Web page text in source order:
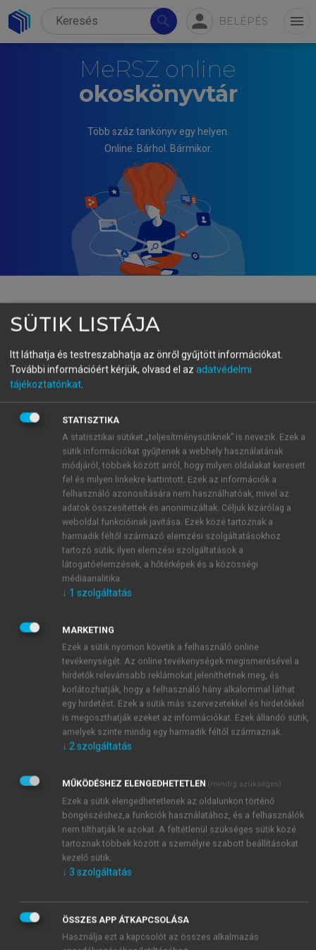
search person BELÉPÉS menu
MeRSZ online
okoskönyvtár
Több száz tankönyv egy helyen.
Online. Bárhol. Bármikor.
TAKÁCSNÉ SZABÓ MELINDA
Gyerekjáték!
Logikai-matematikai tehetséggondozás játékba ágyazva
óvodásoknak
menu_book OLVASÁS
13.7.5. Építs várat!
Egy várlátogatás élményéhez jól kapcsolható. Például
az egri vár megtekintése után egy olyan fotót
mutatunk a gyermekeknek, mely a régi, eredeti
állapotát leginkább tükrözi, így láthatják a
különbséget, mennyit változott, mit újítottak fel.
Amennyiben rendelkezésre állnak nagy méretű
építőelemek, még látványosabb építmény készíthető.
A játék célja a belső kép kivetítése térbeli alakzat
formájában, tervezés, szervezés, kivitelezés. Kiváló
lehetőség a mértani testek tulajdonságainak
felfedezése. Az építkezés befejezése után
lerajzolhatják a várat (térből síkban való ábrázolás).
SÜTIK LISTÁJA
Itt láthatja és testreszabhatja az önről gyűjtött információkat.
További információért kérjük, olvasd el az adatvédelmi
tájékoztatónkat.
STATISZTIKA
A statisztikai sütiket „teljesítménysütiknek” is nevezik. Ezek a
sütik információkat gyűjtenek a webhely használatának
módjáról, többek között arról, hogy milyen oldalakat keresett
fel és milyen linkekre kattintott. Ezek az információk a
felhasználó azonosítására nem használhatóak, mivel az
adatok összesítettek és anonimizáltak. Céljuk kizárólag a
weboldal funkcióinak javítása. Ezek közé tartoznak a
harmadik féltől származó elemzési szolgáltatásokhoz
tartozó sütik; ilyen elemzési szolgáltatások a
látogatóelemzések, a hőtérképek és a közösségi
médiaanalitika.
↓ 1 szolgáltatás
MARKETING
Ezek a sütik nyomon követik a felhasználó online
tevékenységét. Az online tevékenységek megismerésével a
hirdetők relevánsabb reklámokat jeleníthetnek meg, és
korlátozhatják, hogy a felhasználó hány alkalommal láthat
egy hirdetést. Ezek a sütik más szervezetekkel és hirdetőkkel
is megoszthatják ezeket az információkat. Ezek állandó sütik,
amelyek szinte mindig egy harmadik féltől származnak.
↓ 2szolgáltatás
MŰKÖDÉSHEZ ELENGEDHETETLEN (mindig szükséges)
Ezek a sütik elengedhetetlenek az oldalunkon történő
böngészéshez,a funkciók használatához, és a felhasználók
nem tilthatják le azokat. A feltétlenül szükséges sütik közé
tartoznak többek között a személyre szabott beállításokat
kezelő sütik.
↓ 3 szolgáltatás
ÖSSZES APP ÁTKAPCSOLÁSA
Használja ezt a kapcsolót az összes alkalmazás